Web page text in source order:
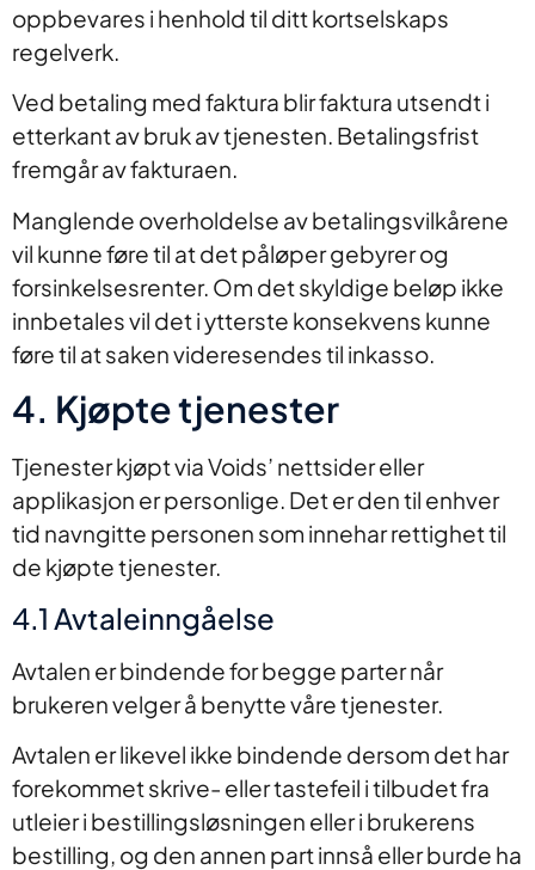
oppbevares i henhold til ditt kortselskaps
regelverk.
Ved betaling med faktura blir faktura utsendt i
etterkant av bruk av tjenesten. Betalingsfrist
fremgår av fakturaen.
Manglende overholdelse av betalingsvilkårene
vil kunne føre til at det påløper gebyrer og
forsinkelsesrenter. Om det skyldige beløp ikke
innbetales vil det i ytterste konsekvens kunne
føre til at saken videresendes til inkasso.
4. Kjøpte tjenester
Tjenester kjøpt via Voids’ nettsider eller
applikasjon er personlige. Det er den til enhver
tid navngitte personen som innehar rettighet til
de kjøpte tjenester.
4.1 Avtaleinngåelse
Avtalen er bindende for begge parter når
brukeren velger å benytte våre tjenester.
Avtalen er likevel ikke bindende dersom det har
forekommet skrive- eller tastefeil i tilbudet fra
utleier i bestillingsløsningen eller i brukerens
bestilling, og den annen part innså eller burde ha